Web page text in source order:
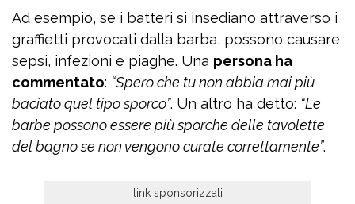
Ad esempio, se i batteri si insediano attraverso i
graffietti provocati dalla barba, possono causare
sepsi, infezioni e piaghe. Una persona ha
commentato: “Spero che tu non abbia mai più
baciato quel tipo sporco”. Un altro ha detto: “Le
barbe possono essere più sporche delle tavolette
del bagno se non vengono curate correttamente”.